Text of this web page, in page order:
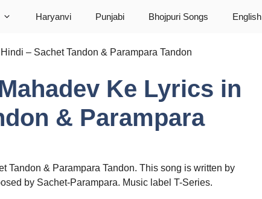
Haryanvi Punjabi Bhojpuri Songs English
– Sachet Tandon & Parampara Tandon
Ke Lyrics in
& Parampara
Tandon & Parampara Tandon. This song is written by
by Sachet-Parampara. Music label T-Series.